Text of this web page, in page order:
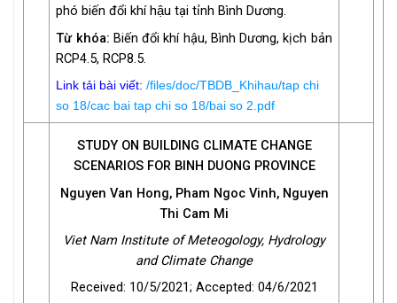
phó biến đổi khí hậu tại tỉnh Bình Dương.
Từ khóa: Biến đổi khí hậu, Bình Dương, kịch bản
RCP4.5, RCP8.5.
Link tải bài viết:/files/doc/TBDB_Khihau/tap chi
so 18/cac bai tap chi so 18/bai so 2.pdf
STUDY ON BUILDING CLIMATE CHANGE
SCENARIOS FOR BINH DUONG PROVINCE
Nguyen Van Hong, Pham Ngoc Vinh, Nguyen
Thi Cam Mi
Viet Nam Institute of Meteogology, Hydrology
and Climate Change
Received: 10/5/2021; Accepted: 04/6/2021